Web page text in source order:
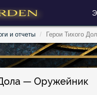
и отчеты Герои Тихого
— Оружейник